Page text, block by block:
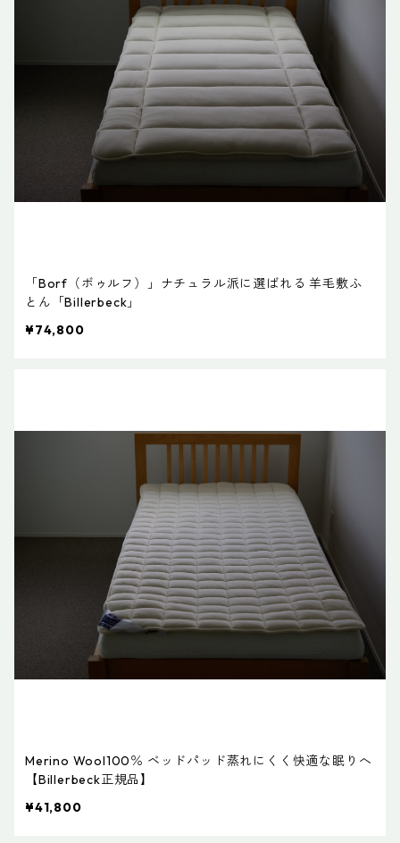
「Borf（ボゥルフ）」ナチュラル派に選ばれる 羊毛敷ふ
とん「Billerbeck」
¥74,800
Merino Wool100％ ベッドパッド蒸れにくく快適な眠りへ
【Billerbeck正規品】
¥41,800